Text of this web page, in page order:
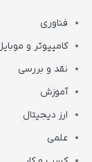
فناوری
کامپیوتر و
نقد و بررسی
آموزش
ارز دیجیتال
علمی